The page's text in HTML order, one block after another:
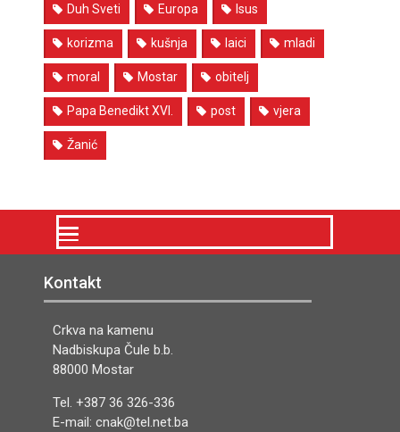
Duh Sveti Europa Isus
korizma kušnja laici mladi
moral Mostar obitelj
Papa Benedikt XVI. post vjera
Žanić
Kontakt
Crkva na kamenu
Nadbiskupa Čule b.b.
88000 Mostar
Tel. +387 36 326-336
E-mail: cnak@tel.net.ba